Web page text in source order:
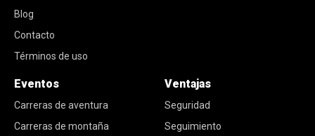
Blog
Contacto
Términos de uso
Eventos
Carreras de aventura
Carreras de montaña
Ventajas
Seguridad
Seguimiento